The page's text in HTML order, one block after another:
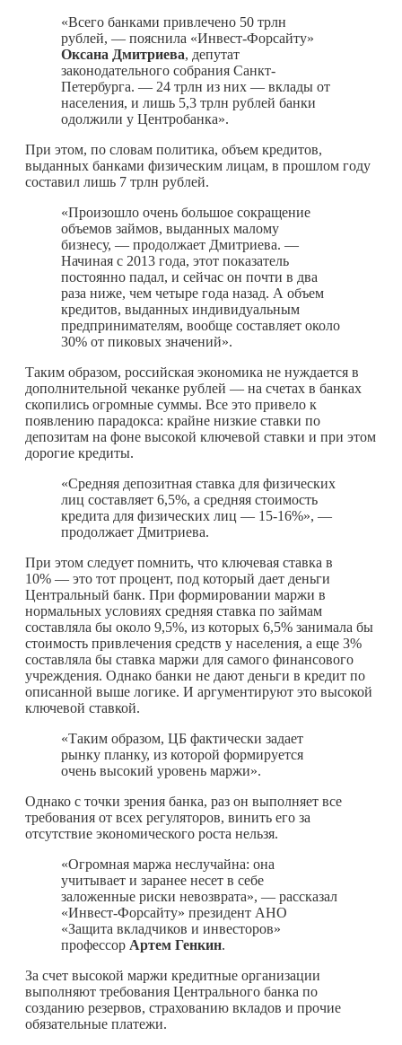
«Всего банками привлечено 50 трлн
рублей, — пояснила «Инвест-Форсайту»
Оксана Дмитриева, депутат
законодательного собрания Санкт-
Петербурга. — 24 трлн из них — вклады от
населения, и лишь 5,3 трлн рублей банки
одолжили у Центробанка».
При этом, по словам политика, объем кредитов,
выданных банками физическим лицам, в прошлом году
составил лишь 7 трлн рублей.
«Произошло очень большое сокращение
объемов займов, выданных малому
бизнесу, — продолжает Дмитриева. —
Начиная с 2013 года, этот показатель
постоянно падал, и сейчас он почти в два
раза ниже, чем четыре года назад. А объем
кредитов, выданных индивидуальным
предпринимателям, вообще составляет около
30% от пиковых значений».
Таким образом, российская экономика не нуждается в
дополнительной чеканке рублей — на счетах в банках
скопились огромные суммы. Все это привело к
появлению парадокса: крайне низкие ставки по
депозитам на фоне высокой ключевой ставки и при этом
дорогие кредиты.
«Средняя депозитная ставка для физических
лиц составляет 6,5%, а средняя стоимость
кредита для физических лиц — 15-16%», —
продолжает Дмитриева.
При этом следует помнить, что ключевая ставка в
10% — это тот процент, под который дает деньги
Центральный банк. При формировании маржи в
нормальных условиях средняя ставка по займам
составляла бы около 9,5%, из которых 6,5% занимала бы
стоимость привлечения средств у населения, а еще 3%
составляла бы ставка маржи для самого финансового
учреждения. Однако банки не дают деньги в кредит по
описанной выше логике. И аргументируют это высокой
ключевой ставкой.
«Таким образом, ЦБ фактически задает
рынку планку, из которой формируется
очень высокий уровень маржи».
Однако с точки зрения банка, раз он выполняет все
требования от всех регуляторов, винить его за
отсутствие экономического роста нельзя.
«Огромная маржа неслучайна: она
учитывает и заранее несет в себе
заложенные риски невозврата», — рассказал
«Инвест-Форсайту» президент АНО
«Защита вкладчиков и инвесторов»
профессор Артем Генкин.
За счет высокой маржи кредитные организации
выполняют требования Центрального банка по
созданию резервов, страхованию вкладов и прочие
обязательные платежи.